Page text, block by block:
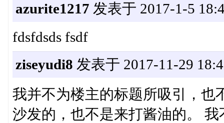
azurite1217 发表于 2017-1-5
fdsfdsds fsdf
ziseyudi8 发表于 2017-11-29
我并不为楼主的标题所吸引，也
沙发的，也不是来打酱油的。